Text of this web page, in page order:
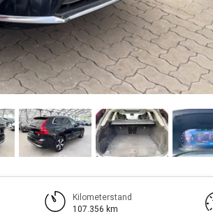
Kilometerstand
107.356 km